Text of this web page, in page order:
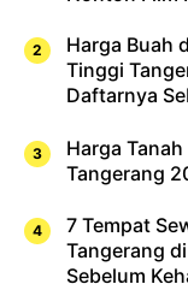
Harga Buah
Tinggi
Daftarnya
Harga
Tangerang
7 Tempat
Tangerang
Sebelum